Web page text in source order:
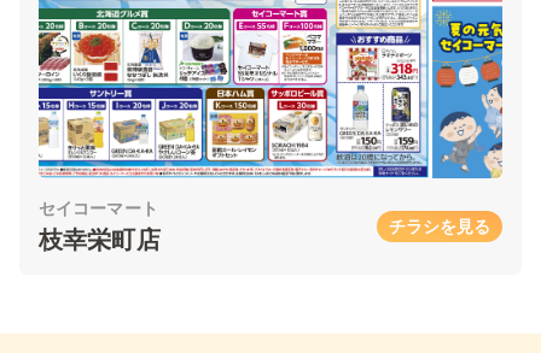
セイコーマート
枝幸栄町店 チラシを見る